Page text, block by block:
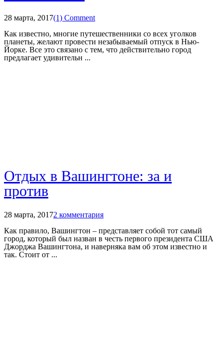
28 марта, 2017(1) Comment
Как известно, многие путешественники со всех уголков
планеты, желают провести незабываемый отпуск в Нью-
Йорке. Все это связано с тем, что действительно город
предлагает удивительн ...
Отдых в Вашингтоне: за и
против
28 марта, 20172 комментария
Как правило, Вашингтон – представляет собой тот самый
город, который был назван в честь первого президента США
Джорджа Вашингтона, и наверняка вам об этом известно и
так. Стоит от ...